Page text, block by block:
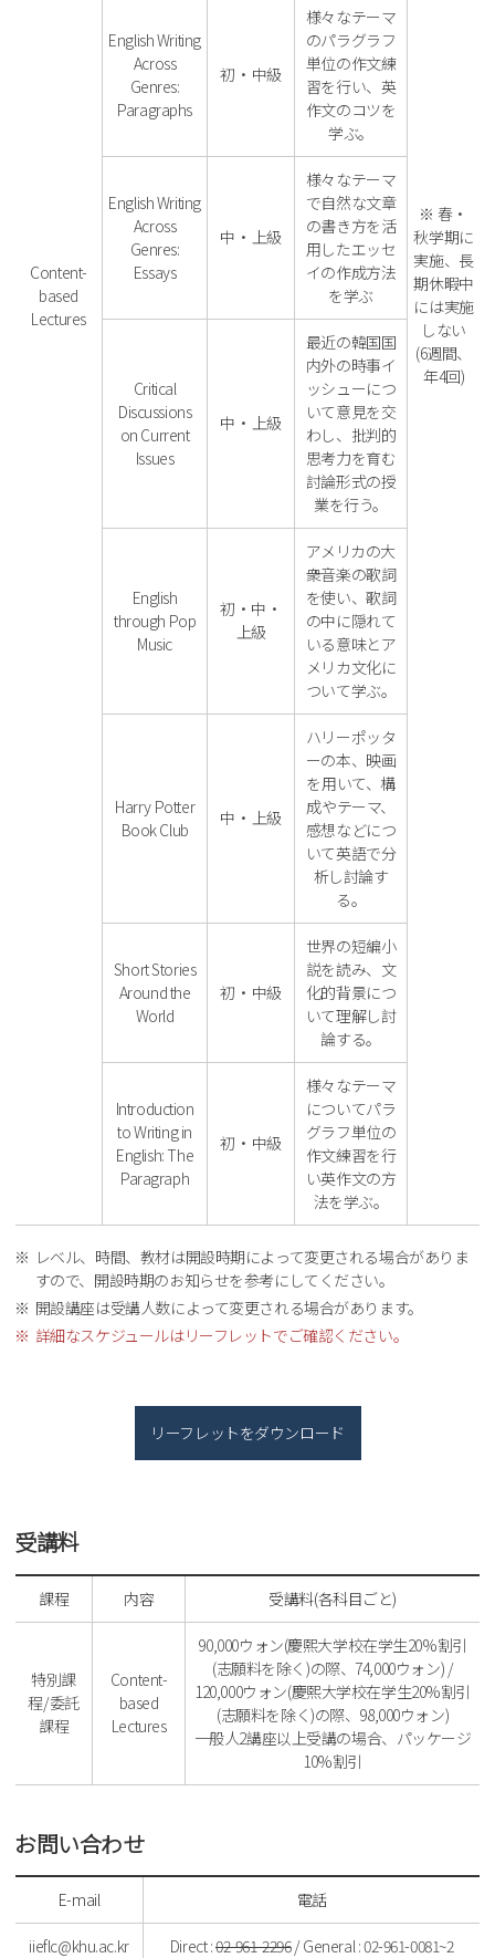
Content-
based
Lectures
※ 春・
秋学期に
実施、長
期休暇中
には実施
しない
(6週間、
年4回)
English Writing
Across
Genres:
Paragraphs
初・中級
様々なテーマ
のパラグラフ
単位の作文練
習を行い、英
作文のコツを
学ぶ。
English Writing
Across
Genres:
Essays
中・上級
様々なテーマ
で自然な文章
の書き方を活
用したエッセ
イの作成方法
を学ぶ
Critical
Discussions
on Current
Issues
中・上級
最近の韓国国
内外の時事イ
ッシューにつ
いて意見を交
わし、批判的
思考力を育む
討論形式の授
業を行う。
English
through Pop
Music
初・中・
上級
アメリカの大
衆音楽の歌詞
を使い、歌詞
の中に隠れて
いる意味とア
メリカ文化に
ついて学ぶ。
Harry Potter
Book Club
中・上級
ハリーポッタ
ーの本、映画
を用いて、構
成やテーマ、
感想などにつ
いて英語で分
析し討論す
る。
Short Stories
Around the
World
初・中級
世界の短編小
説を読み、文
化的背景につ
いて理解し討
論する。
Introduction
to Writing in
English: The
Paragraph
初・中級
様々なテーマ
についてパラ
グラフ単位の
作文練習を行
い英作文の方
法を学ぶ。
レベル、時間、教材は開設時期によって変更される場合がありま
すので、開設時期のお知らせを参考にしてください。
開設講座は受講人数によって変更される場合があります。
詳細なスケジュールはリーフレットでご確認ください。
リーフレットをダウンロード
受講料
課程 内容 受講料(各科目ごと)
特別課
程/委託
課程
Content-
based
Lectures
90,000ウォン(慶熙大学校在学生20%割引
(志願料を除く)の際、74,000ウォン) /
120,000ウォン(慶熙大学校在学生20%割引
(志願料を除く)の際、98,000ウォン)
一般人2講座以上受講の場合、パッケージ
10%割引
お問い合わせ
E-mail 電話
iieflc@khu.ac.kr Direct :02-961-2296/ General : 02-961-0081~2